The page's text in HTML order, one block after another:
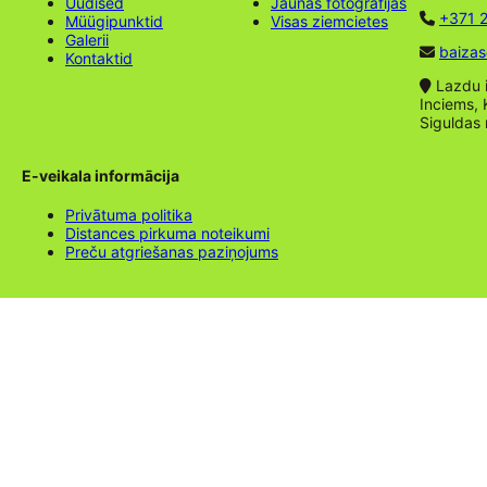
Müügipunktid
Galerii
Kontaktid
Visas ziemcietes
+371
Lazdu
Inciems,
Siguldas
E-veikala informācija
Privātuma politika
Distances pirkuma noteikumi
Preču atgriešanas paziņojums